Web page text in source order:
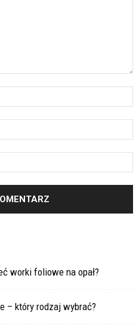
worki foliowe na opał?
– który rodzaj wybrać?